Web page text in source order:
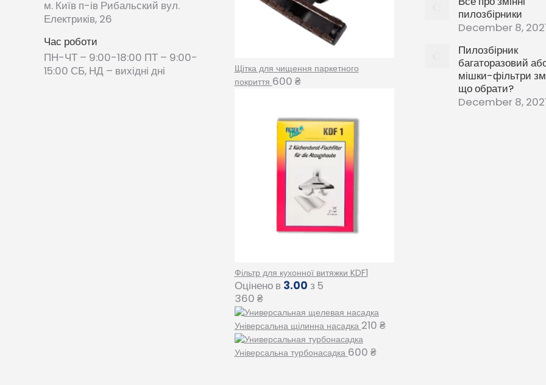
м. Київ п-ів Рибальский вул.
Електриків, 26
Час роботи
ПН-ЧТ – 9:00-18:00 ПТ – 9:00-
15:00 СБ, НД – вихідні дні
Щітка для чищення паркетного
покриття 600 ₴
Фільтр для кухонної витяжки KDF1
Оцінено в 3.00 з 5
360 ₴
Універсальна щілинна насадка 210 ₴
Універсальна турбонасадка 600 ₴
пилозбірники
December 8,
Пилозбірник
багаторазовий
мішки-фільтри
що обрати?
December 8,